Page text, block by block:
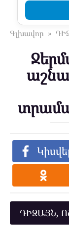
Գլխավոր »
ԴԻԶԱՅՆ,